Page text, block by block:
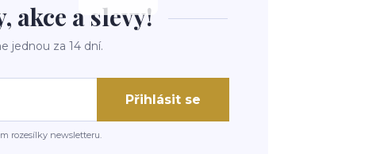
akce a slevy!
jednou za 14 dní.
Přihlásit se
rozesílky newsletteru.